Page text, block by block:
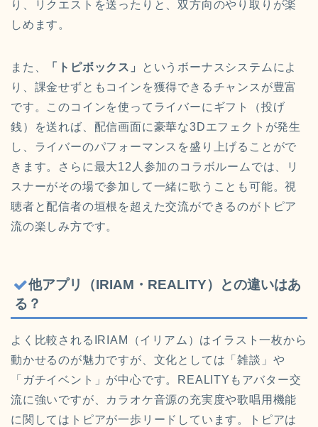
り、リクエストを送ったりと、双方向のやり取りが楽
しめます。
また、 「トピボックス」
というボーナスシステムによ
り、課金せずともコインを獲得できるチャンスが豊富
です。このコインを使ってライバーにギフト（投げ
銭）を送れば、配信画面に豪華な3Dエフェクトが発生
し、ライバーのパフォーマンスを盛り上げることがで
きます。さらに最大12人参加のコラボルームでは、リ
スナーがその場で参加して一緒に歌うことも可能。視
聴者と配信者の垣根を超えた交流ができるのがトピア
流の楽しみ方です。
他アプリ（IRIAM・REALITY）との違いはあ
る？
よく比較されるIRIAM（イリアム）はイラスト一枚から
動かせるのが魅力ですが、文化としては「雑談」や
「ガチイベント」が中心です。REALITYもアバター交
流に強いですが、カラオケ音源の充実度や歌唱用機能
に関してはトピアが一歩リードしています。トピアは